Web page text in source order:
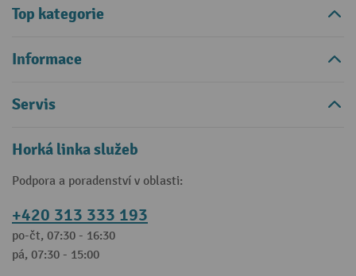
Top kategorie
Informace
Servis
Horká linka služeb
Podpora a poradenství v oblasti:
+420 313 333 193
po-čt, 07:30 - 16:30
pá, 07:30 - 15:00